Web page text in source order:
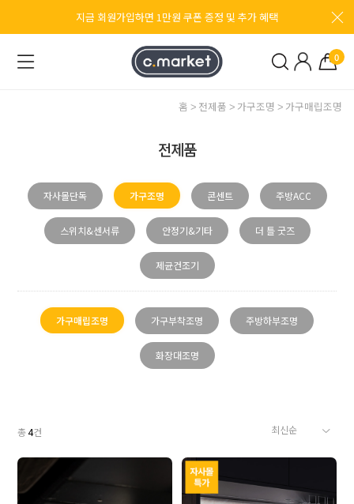
지금 회원가입하면 1만원 쿠폰 증정 및 추가 혜택
0
홈 전제품 가구조명 가구매립조명
전제품
자사몰단독 가구조명 콘센트 주방ACC
스위치&센서류 안정기&기타 더 틀 굿즈
제균건조기
가구매립조명 가구부착조명 주방하부조명
화장대조명
총4건